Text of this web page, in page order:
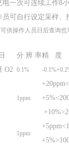
电一次可连续工作8
员可自行设定采样、
供操作人员日后查询
目 分 辨 率精
度
O2 0.1% -
1ppm
1ppm